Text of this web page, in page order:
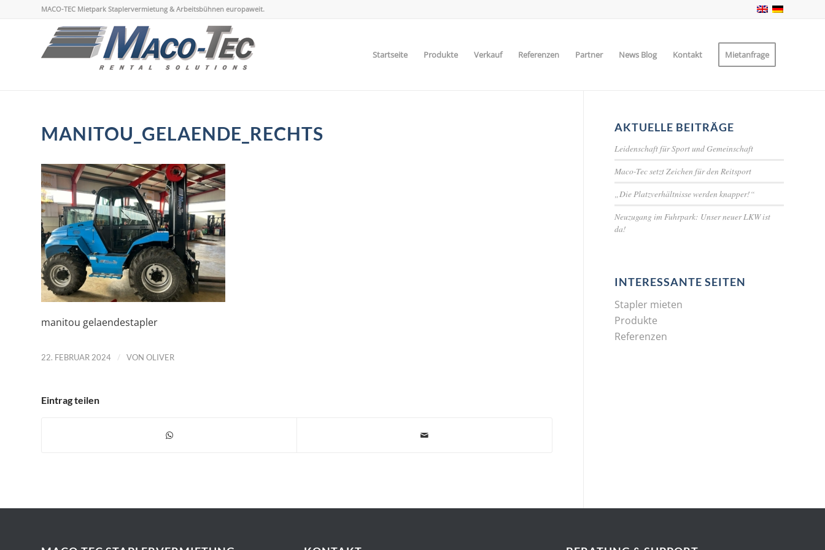
MACO-TEC Mietpark Staplervermietung & Arbeitsbühnen europaweit.
Startseite Produkte Verkauf Referenzen Partner News Blog Kontakt Mietanfrage
MANITOU_GELAENDE_RECHTS
manitou gelaendestapler
22. FEBRUAR 2024 / VON OLIVER
Eintrag teilen
AKTUELLE BEITRÄGE
Leidenschaft für Sport und Gemeinschaft
Maco-Tec setzt Zeichen für den Reitsport
„Die Platzverhältnisse werden knapper!“
Neuzugang im Fuhrpark: Unser neuer LKW ist
da!
INTERESSANTE SEITEN
Stapler mieten
Produkte
Referenzen